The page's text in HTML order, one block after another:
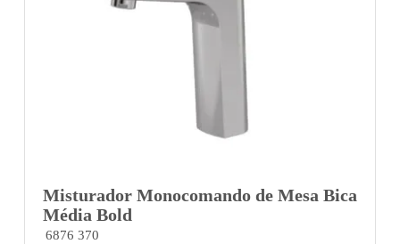
Misturador Monocomando de Mesa Bica
Média Bold
6876 370